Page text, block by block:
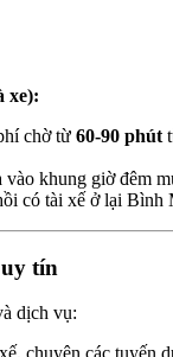
xe):
chờ từ 60-90 phút
khung giờ đêm
có tài xế ở lại Bình
tín
dịch vụ: